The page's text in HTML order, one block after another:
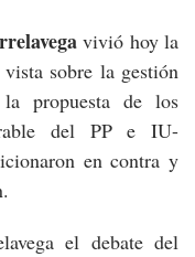
vivió hoy la
sobre la gestión
propuesta de los
del PP e IU-
en contra y
el debate del